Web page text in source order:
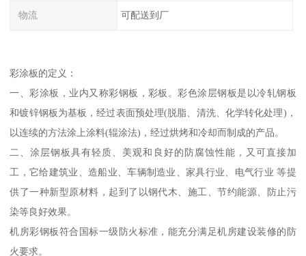
物流 可配送到厂
彩涂板的定义：
一、彩涂板，业内又称彩钢板，彩板。彩色涂层钢板是以冷轧钢板
和镀锌钢板为基板，经过表面预处理(脱脂、清洗、化学转化处理)，
以连续的方法涂上涂料(辊涂法)，经过烘烤和冷却而制成的产品。
二、涂层钢板具有轻质、美观和良好的防腐蚀性能，又可直接加
工，它给建筑业、造船业、车辆制造业、家具行业、电气行业 等提
供了一种新型原材料，起到了以钢代木、施工、节约能源、防止污
染等良好效果。
机房彩钢板符合国标一级防火标准，能充分满足机房建设装修的防
火要求。